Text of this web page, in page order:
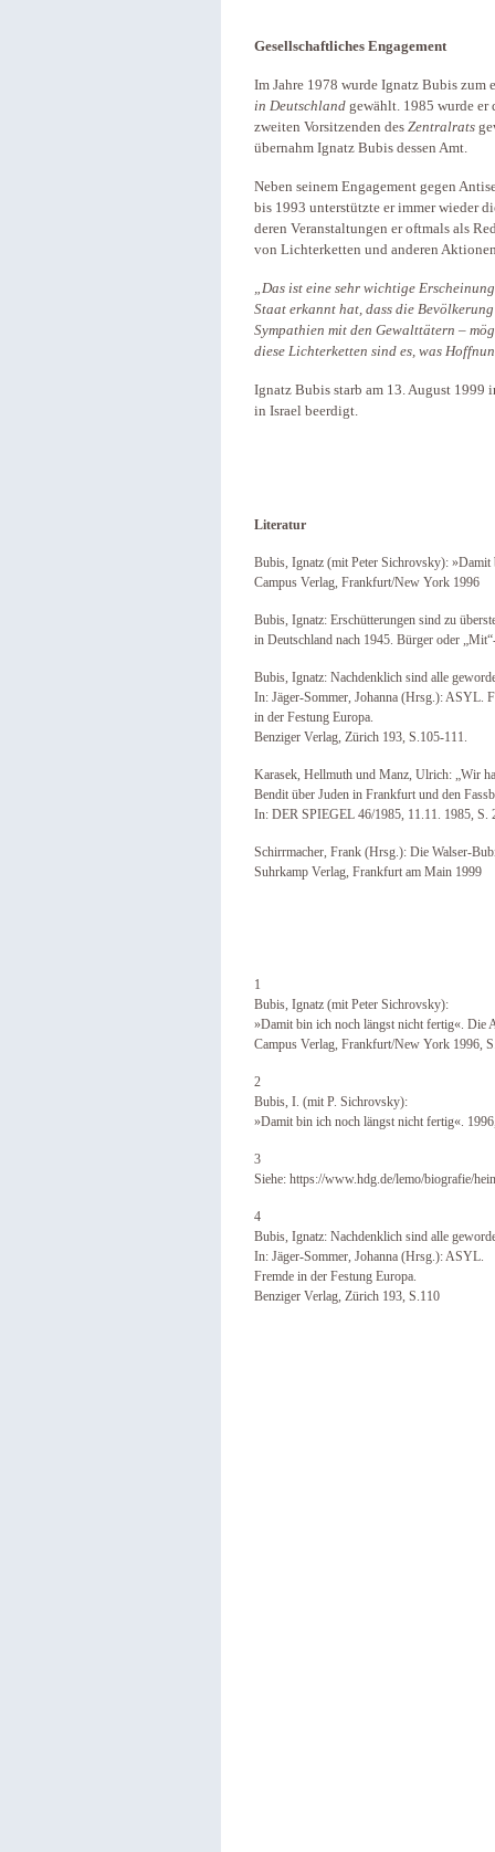
Gesellschaftliches Engagement
Im Jahre 1978 wurde Ignatz Bubis
in Deutschland gewählt. 1985 wurde er
zweiten Vorsitzenden des Zentralrats
übernahm Ignatz Bubis dessen Amt.
Neben seinem Engagement gegen
bis 1993 unterstützte er immer wieder
deren Veranstaltungen er oftmals als
von Lichterketten und anderen
„Das ist eine sehr wichtige
Staat erkannt hat, dass die
Sympathien mit den Gewalttätern –
diese Lichterketten sind es, was
Ignatz Bubis starb am 13. August 1999
in Israel beerdigt.
Literatur
Bubis, Ignatz (mit Peter Sichrovsky):
Campus Verlag, Frankfurt/New York 1996
Bubis, Ignatz: Erschütterungen sind zu
in Deutschland nach 1945. Bürger oder
Bubis, Ignatz: Nachdenklich sind alle
In: Jäger-Sommer, Johanna (Hrsg.): ASYL.
in der Festung Europa.
Benziger Verlag, Zürich 193, S.105-111.
Karasek, Hellmuth und Manz, Ulrich: „Wir
Bendit über Juden in Frankfurt und den
In: DER SPIEGEL 46/1985, 11.11. 1985, S.
Schirrmacher, Frank (Hrsg.): Die Walser-
Suhrkamp Verlag, Frankfurt am Main 1999
1
Bubis, Ignatz (mit Peter Sichrovsky):
»Damit bin ich noch längst nicht fertig«. Die
Campus Verlag, Frankfurt/New York 1996,
2
Bubis, I. (mit P. Sichrovsky):
»Damit bin ich noch längst nicht fertig«.
3
Siehe: https://www.hdg.de/lemo/biografie/
4
Bubis, Ignatz: Nachdenklich sind alle
In: Jäger-Sommer, Johanna (Hrsg.): ASYL.
Fremde in der Festung Europa.
Benziger Verlag, Zürich 193, S.110